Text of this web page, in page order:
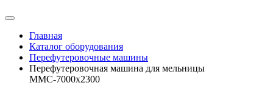
Главная
Каталог оборудования
Перефутеровочные машины
Перефутеровочная машина для мельницы
ММС-7000х2300